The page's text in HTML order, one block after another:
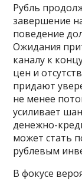
Рубль
завершение
поведение
Ожидания
каналу к
цен и
придают
не менее
усиливает
денежно-
может стать
рублевым
В фокусе